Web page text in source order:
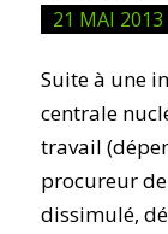
21 MAI 2013
Suite à une
centrale
travail
procureur
dissimulé,